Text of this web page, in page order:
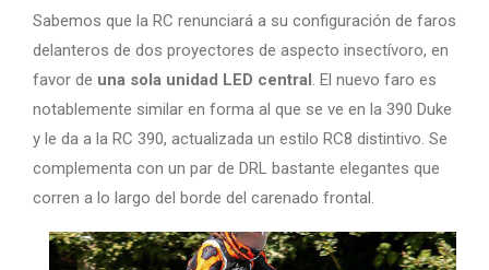
Sabemos que la RC renunciará a su configuración de faros
delanteros de dos proyectores de aspecto insectívoro, en
favor de una sola unidad LED central. El nuevo faro es
notablemente similar en forma al que se ve en la 390 Duke
y le da a la RC 390, actualizada un estilo RC8 distintivo. Se
complementa con un par de DRL bastante elegantes que
corren a lo largo del borde del carenado frontal.